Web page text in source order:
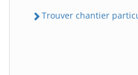
Trouver chantier